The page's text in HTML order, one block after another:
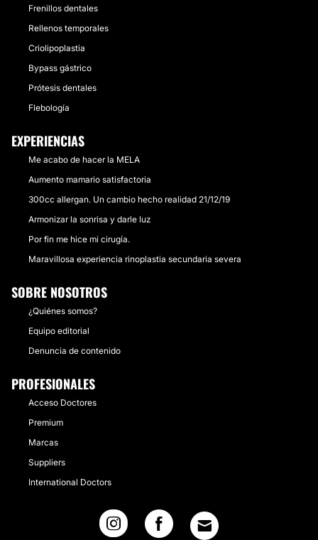
Frenillos dentales
Rellenos temporales
Criolipoplastia
Bypass gástrico
Prótesis dentales
Flebología
EXPERIENCIAS
Me acabo de hacer la MELA
Aumento mamario satisfactoria
300cc allergan. Un cambio hecho realidad 21/12/19
Armonizar la sonrisa y darle luz
Por fin me hice mi cirugía.
Maravillosa experiencia rinoplastia secundaria severa
SOBRE NOSOTROS
¿Quiénes somos?
Equipo editorial
Denuncia de contenido
PROFESIONALES
Acceso Doctores
Premium
Marcas
Suppliers
International Doctors